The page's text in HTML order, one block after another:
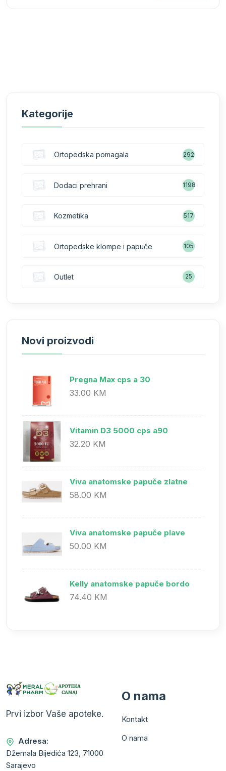
Kategorije
Ortopedska pomagala 292
Dodaci prehrani 1198
Kozmetika 517
Ortopedske klompe i papuče 105
Outlet 25
Novi proizvodi
Pregna Max cps a 30
33.00 KM
Vitamin D3 5000 cps a90
32.20 KM
Viva anatomske papuče zlatne
58.00 KM
Viva anatomske papuče plave
50.00 KM
Kelly anatomske papuče bordo
74.40 KM
Prvi izbor Vaše apoteke.
Adresa:
Džemala Bijedića 123, 71000
Sarajevo
O nama
Kontakt
O nama